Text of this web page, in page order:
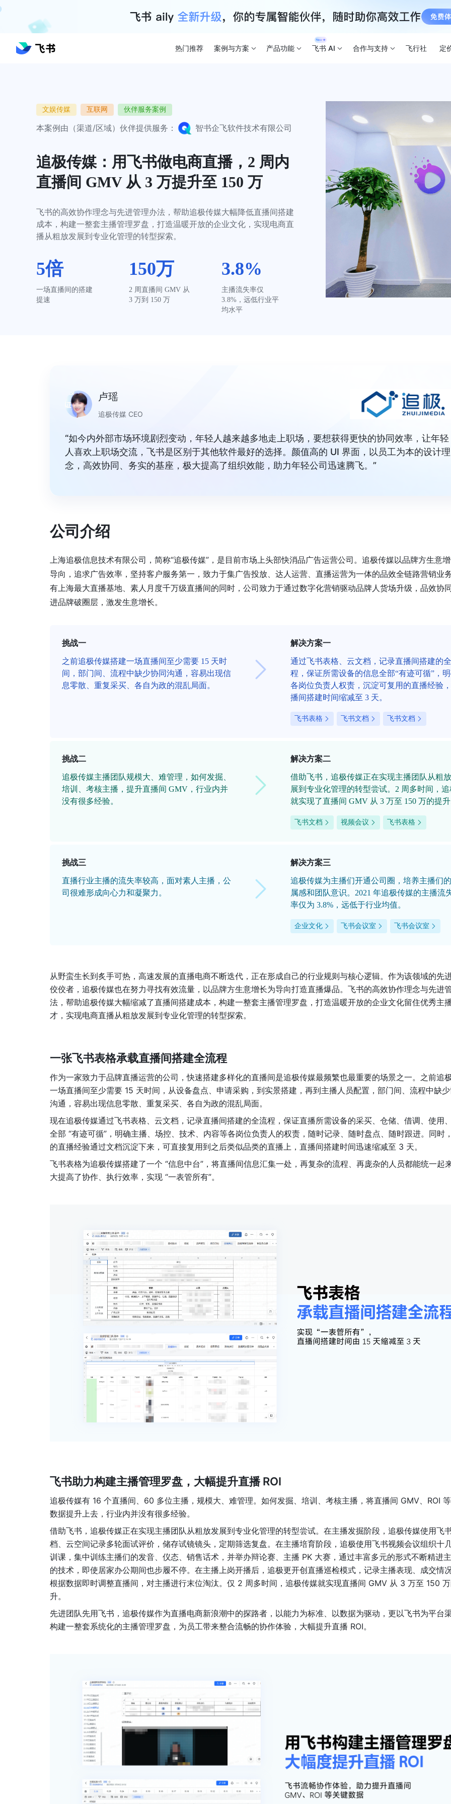
热门推荐 案例与方案 产品功能 飞书 AI 合作与支持 飞行社 定
文娱传媒 互联网 伙伴服务案例
本案例由（渠道/区域）伙伴提供服务： 智书企飞软件技术有限公司
追极传媒：用飞书做电商直播，2 周内
直播间 GMV 从 3 万提升至 150 万
飞书的高效协作理念与先进管理办法，帮助追极传媒大幅降低直播间搭建
成本，构建一整套主播管理罗盘，打造温暖开放的企业文化，实现电商直
播从粗放发展到专业化管理的转型探索。
5倍
一场直播间的搭建
提速
150万
2 周直播间 GMV 从
3 万到 150 万
3.8%
主播流失率仅
3.8%，远低行业平
均水平
卢瑶
追极传媒 CEO
“如今内外部市场环境剧烈变动，年轻人越来越多地走上职场，要想获得更快的协同效率，让年轻
人喜欢上职场交流，飞书是区别于其他软件最好的选择。颜值高的 UI 界面，以员工为本的设计理
念，高效协同、务实的基座，极大提高了组织效能，助力年轻公司迅速腾飞。”
公司介绍
上海追极信息技术有限公司，简称“追极传媒”，是目前市场上头部快消品广告运营公司。追极传媒以品牌方生意
导向，追求广告效率，坚持客户服务第一，致力于集广告投放、达人运营、直播运营为一体的品效全链路营销业
有上海最大直播基地、素人月度千万级直播间的同时，公司致力于通过数字化营销驱动品牌人货场升级，品效协
进品牌破圈层，激发生意增长。
挑战一
之前追极传媒搭建一场直播间至少需要 15 天时
间，部门间、流程中缺少协同沟通，容易出现信
息零散、重复采买、各自为政的混乱局面。
解决方案一
通过飞书表格、云文档，记录直播间搭建的
程，保证所需设备的信息全部“有迹可循”，
各岗位负责人权责，沉淀可复用的直播经验
播间搭建时间缩减至 3 天。
飞书表格 飞书文档 飞书文档
挑战二
追极传媒主播团队规模大、难管理，如何发掘、
培训、考核主播，提升直播间 GMV，行业内并
没有很多经验。
解决方案二
借助飞书，追极传媒正在实现主播团队从粗
展到专业化管理的转型尝试。2 周多时间，追
就实现了直播间 GMV 从 3 万至 150 万的提升
飞书文档 视频会议 飞书表格
挑战三
直播行业主播的流失率较高，面对素人主播，公
司很难形成向心力和凝聚力。
解决方案三
追极传媒为主播们开通公司圈，培养主播们
属感和团队意识。2021 年追极传媒的主播流
率仅为 3.8%，远低于行业均值。
企业文化 飞书会议室 飞书会议室
从野蛮生长到炙手可热，高速发展的直播电商不断迭代，正在形成自己的行业规则与核心逻辑。作为该领域的先
佼佼者，追极传媒也在努力寻找有效流量，以品牌方生意增长为导向打造直播爆品。飞书的高效协作理念与先进
法，帮助追极传媒大幅缩减了直播间搭建成本，构建一整套主播管理罗盘，打造温暖开放的企业文化留住优秀主
才，实现电商直播从粗放发展到专业化管理的转型探索。
一张飞书表格承载直播间搭建全流程
作为一家致力于品牌直播运营的公司，快速搭建多样化的直播间是追极传媒最频繁也最重要的场景之一。之前追
一场直播间至少需要 15 天时间，从设备盘点、申请采购，到实景搭建，再到主播人员配置，部门间、流程中缺
沟通，容易出现信息零散、重复采买、各自为政的混乱局面。
现在追极传媒通过飞书表格、云文档，记录直播间搭建的全流程，保证直播所需设备的采买、仓储、借调、使用
全部 “有迹可循”，明确主播、场控、技术、内容等各岗位负责人的权责，随时记录、随时盘点、随时跟进。同时
的直播经验通过文档沉淀下来，可直接复用到之后类似品类的直播上，直播间搭建时间迅速缩减至 3 天。
飞书表格为追极传媒搭建了一个 “信息中台”，将直播间信息汇集一处，再复杂的流程、再庞杂的人员都能统一起
大提高了协作、执行效率，实现 “一表管所有”。
飞书助力构建主播管理罗盘，大幅提升直播 ROI
追极传媒有 16 个直播间、60 多位主播，规模大、难管理。如何发掘、培训、考核主播，将直播间 GMV、ROI
数据提升上去，行业内并没有很多经验。
借助飞书，追极传媒正在实现主播团队从粗放发展到专业化管理的转型尝试。在主播发掘阶段，追极传媒使用飞
档、云空间记录多轮面试评价，储存试镜镜头，定期筛选复盘。在主播培育阶段，追极使用飞书视频会议组织十
训课，集中训练主播们的发音、仪态、销售话术，并举办辩论赛、主播 PK 大赛，通过丰富多元的形式不断精进
的技术，即使居家办公期间也步履不停。在主播上岗开播后，追极更开创直播巡检模式，记录主播表现、成交情
根据数据即时调整直播间，对主播进行末位淘汰。仅 2 周多时间，追极传媒就实现直播间 GMV 从 3 万至 150
升。
先进团队先用飞书，追极传媒作为直播电商新浪潮中的探路者，以能力为标准、以数据为驱动，更以飞书为平台
构建一整套系统化的主播管理罗盘，为员工带来整合流畅的协作体验，大幅提升直播 ROI。